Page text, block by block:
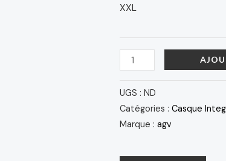
XXL
UGS : ND
Catégories : Casque
Marque : agv